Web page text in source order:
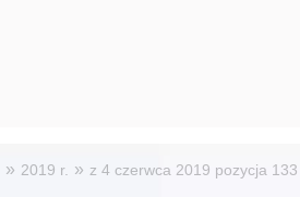
» 2019 r. » z 4 czerwca 2019 pozycja 133